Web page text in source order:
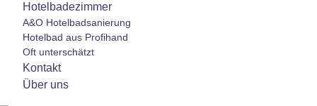
Hotelbadezimmer
A&O Hotelbadsanierung
Hotelbad aus Profihand
Oft unterschätzt
Kontakt
Über uns